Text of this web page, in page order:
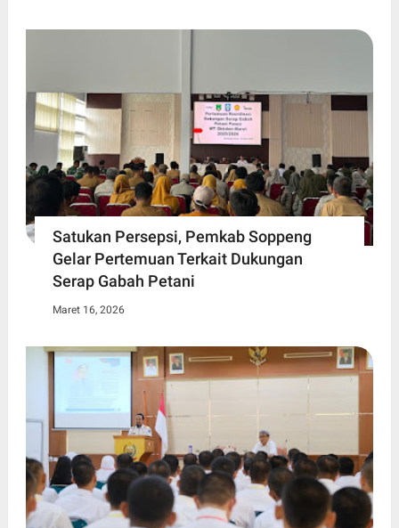
Satukan Persepsi, Pemkab Soppeng
Gelar Pertemuan Terkait Dukungan
Serap Gabah Petani
Maret 16, 2026